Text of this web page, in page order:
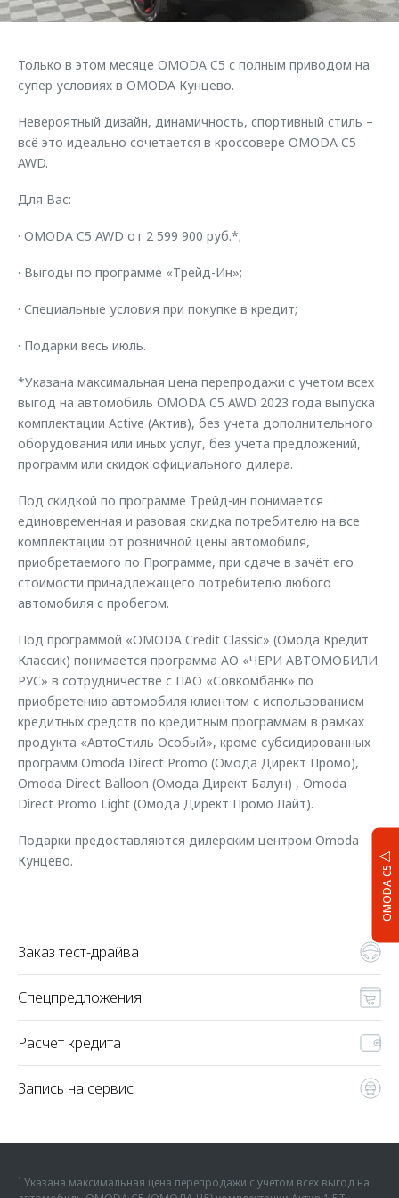
Страхование
Аксессуары
Оригинальные аксессуары
Запчасти
Трейд-ин
Калькулятор трейд-ин
Руководства по эксплуатации
O&J Автоклуб
Приложение O&J
Одежда и сувениры
Оригинальные аксессуары
Обратная связь
OMODA C5
Только в этом месяце OMODA C5 с полным приводом на
супер условиях в OMODA Кунцево.
Невероятный дизайн, динамичность, спортивный стиль –
всё это идеально сочетается в кроссовере OMODA C5
AWD.
Для Вас:
· OMODA C5 AWD от 2 599 900 руб.*;
· Выгоды по программе «Трейд-Ин»;
· Специальные условия при покупке в кредит;
· Подарки весь июль.
*Указана максимальная цена перепродажи с учетом всех
выгод на автомобиль OMODA C5 AWD 2023 года выпуска
комплектации Active (Актив), без учета дополнительного
оборудования или иных услуг, без учета предложений,
программ или скидок официального дилера.
Под скидкой по программе Трейд-ин понимается
единовременная и разовая скидка потребителю на все
комплектации от розничной цены автомобиля,
приобретаемого по Программе, при сдаче в зачёт его
стоимости принадлежащего потребителю любого
автомобиля с пробегом.
Под программой «OMODA Credit Classic» (Омода Кредит
Классик) понимается программа АО «ЧЕРИ АВТОМОБИЛИ
РУС» в сотрудничестве с ПАО «Совкомбанк» по
приобретению автомобиля клиентом с использованием
кредитных средств по кредитным программам в рамках
продукта «АвтоCтиль Особый», кроме субсидированных
программ Omoda Direct Promo (Омода Директ Промо),
Omoda Direct Balloon (Oмода Директ Балун) , Omoda
Direct Promo Light (Oмода Директ Промо Лайт).
Подарки предоставляются дилерским центром Omoda
Кунцево.
Заказ тест-драйва
Спецпредложения
Расчет кредита
Запись на сервис
¹ Указана максимальная цена перепродажи с учетом всех выгод на